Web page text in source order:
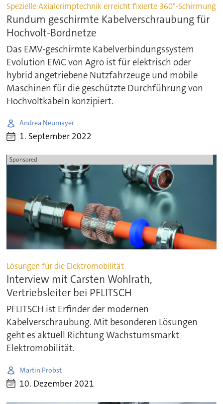
Spezielle Axialcrimptechnik erreicht fixierte 360°-Schirmung
Rundum geschirmte Kabelverschraubung für
Hochvolt-Bordnetze
Das EMV-geschirmte Kabelverbindungssystem
Evolution EMC von Agro ist für elektrisch oder
hybrid angetriebene Nutzfahrzeuge und mobile
Maschinen für die geschützte Durchführung von
Hochvoltkabeln konzipiert.
Andrea Neumayer
1. September 2022
Sponsored
Lösungen für die Elektromobilität
Interview mit Carsten Wohlrath,
Vertriebsleiter bei PFLITSCH
PFLITSCH ist Erfinder der modernen
Kabelverschraubung. Mit besonderen Lösungen
geht es aktuell Richtung Wachstumsmarkt
Elektromobilität.
Martin Probst
10. Dezember 2021